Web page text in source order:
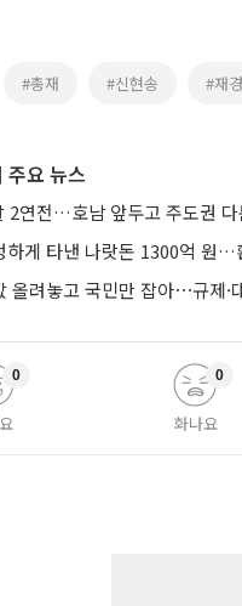
#총재 #신현송 #재
주요 뉴스
2연전…호남 앞두고 주도권 다
하게 타낸 나랏돈 1300억 원…
올려놓고 국민만 잡아⋯규제·
0
화나요
0